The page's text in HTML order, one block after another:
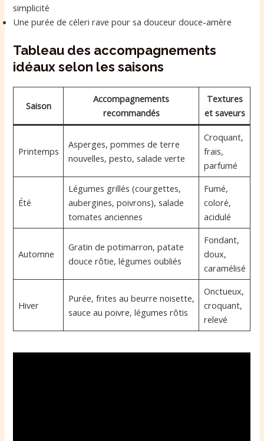
simplicité
Une purée de céleri rave pour sa douceur douce-amère
Tableau des accompagnements
idéaux selon les saisons
Saison
Accompagnements
recommandés
Textures
et saveurs
Printemps
Asperges, pommes de terre
nouvelles, pesto, salade verte
Croquant,
frais,
parfumé
Été
Légumes grillés (courgettes,
aubergines, poivrons), salade
tomates anciennes
Fumé,
coloré,
acidulé
Automne
Gratin de potimarron, patate
douce rôtie, légumes oubliés
Fondant,
doux,
caramélisé
Hiver
Purée, frites au beurre noisette,
sauce au poivre, légumes rôtis
Onctueux,
croquant,
relevé